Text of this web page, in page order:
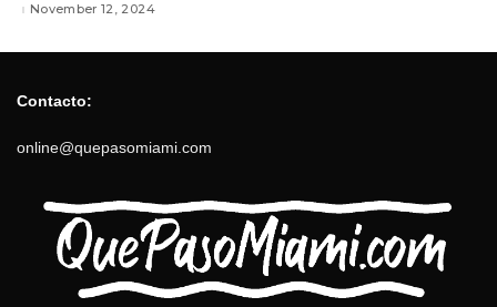
November 12, 2024
Contacto:
online@quepasomiami.com